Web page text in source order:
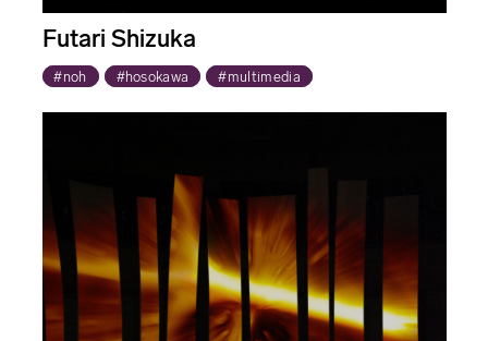
Futari Shizuka
#noh #hosokawa #multimedia